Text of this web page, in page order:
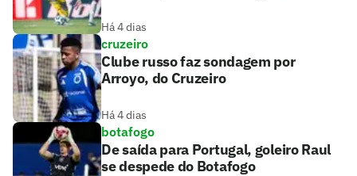
Há 4 dias
cruzeiro
Clube russo faz sondagem por
Arroyo, do Cruzeiro
Há 4 dias
botafogo
De saída para Portugal, goleiro Raul
se despede do Botafogo